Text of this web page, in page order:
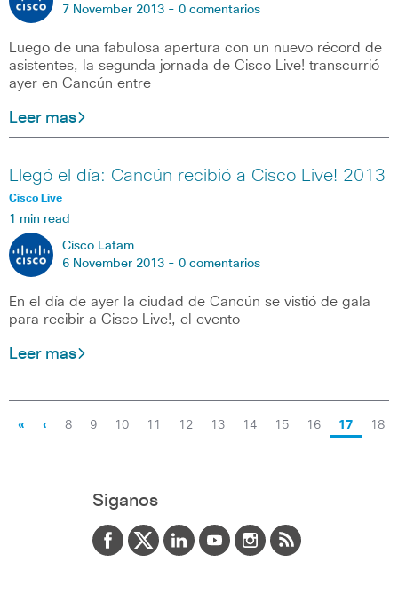
7 November 2013 - 0 comentarios
Luego de una fabulosa apertura con un nuevo récord de
asistentes, la segunda jornada de Cisco Live! transcurrió
ayer en Cancún entre
Leer mas
Llegó el día: Cancún recibió a Cisco Live! 2013
Cisco Live
1 min read
Cisco Latam
6 November 2013 - 0 comentarios
En el día de ayer la ciudad de Cancún se vistió de gala
para recibir a Cisco Live!, el evento
Leer mas
« ‹ 8 9 10 11 12 13 14 15 16 17 18
Siganos